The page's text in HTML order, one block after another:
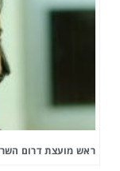
ראש מועצת דרום